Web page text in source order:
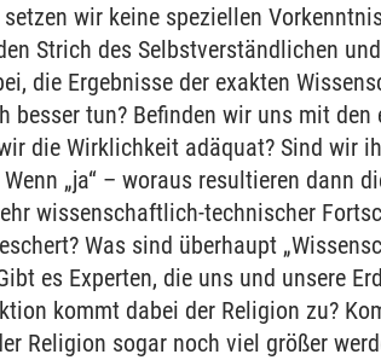
wir keine speziellen
Strich des Selbstverständlichen
die Ergebnisse der exakten
besser tun? Befinden wir uns mit
die Wirklichkeit adäquat? Sind wir
„ja“ – woraus resultieren dann
wissenschaftlich-technischer
Was sind überhaupt
es Experten, die uns und unsere
kommt dabei der Religion zu?
Religion sogar noch viel größer